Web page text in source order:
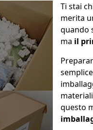
Ti stai
merita
quando
ma il
questo